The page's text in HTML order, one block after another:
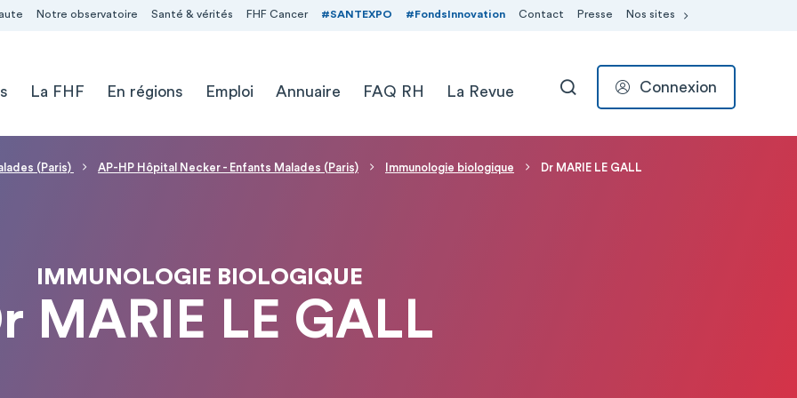
Notre observatoire Santé & vérités FHF Cancer #SANTEXPO #FondsInnovation Contact Presse Nos sites
La FHF En régions Emploi Annuaire FAQ RH La Revue RECHERCHER
Connexion
(Paris) AP-HP Hôpital Necker - Enfants Malades (Paris) Immunologie biologique Dr MARIE LE GALL
IMMUNOLOGIE BIOLOGIQUE
MARIE LE GALL